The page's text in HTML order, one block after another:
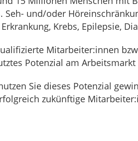
Seh- und/oder
Krebs, Epilepsie,
Mitarbeiter:innen
Potenzial am Arbeitsmarkt
Sie dieses Potenzial
zukünftige